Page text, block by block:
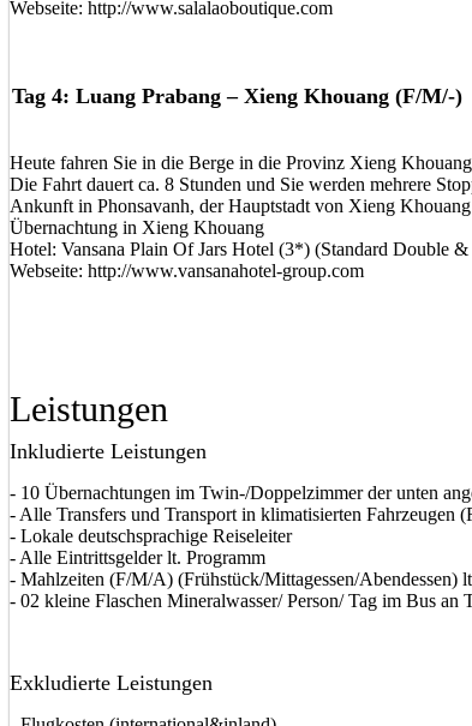
Webseite: http://www.salalaoboutique.com
Tag 4: Luang Prabang – Xieng Khouang (F/M/-)
Heute fahren Sie in die Berge in die Provinz Xieng
Die Fahrt dauert ca. 8 Stunden und Sie werden mehrere
Ankunft in Phonsavanh, der Hauptstadt von Xieng
Übernachtung in Xieng Khouang
Hotel: Vansana Plain Of Jars Hotel (3*) (Standard Double
Webseite: http://www.vansanahotel-group.com
Leistungen
Inkludierte Leistungen
- 10 Übernachtungen im Twin-/Doppelzimmer der unten
- Alle Transfers und Transport in klimatisierten Fahrzeugen
- Lokale deutschsprachige Reiseleiter
- Alle Eintrittsgelder lt. Programm
- Mahlzeiten (F/M/A) (Frühstück/Mittagessen/Abendessen)
- 02 kleine Flaschen Mineralwasser/ Person/ Tag im Bus an
Exkludierte Leistungen